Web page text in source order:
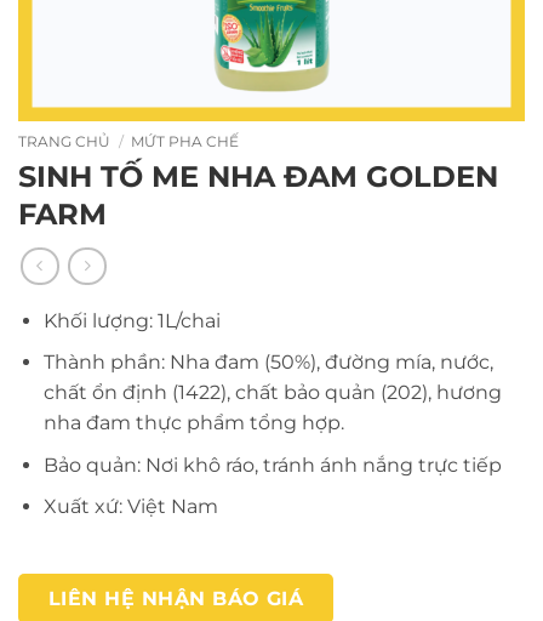
TRANG CHỦ / MỨT PHA CHẾ
SINH TỐ ME NHA ĐAM GOLDEN
FARM
Khối lượng: 1L/chai
Thành phần: Nha đam (50%), đường mía, nước,
chất ổn định (1422), chất bảo quản (202), hương
nha đam thực phẩm tổng hợp.
Bảo quản: Nơi khô ráo, tránh ánh nắng trực tiếp
Xuất xứ: Việt Nam
LIÊN HỆ NHẬN BÁO GIÁ